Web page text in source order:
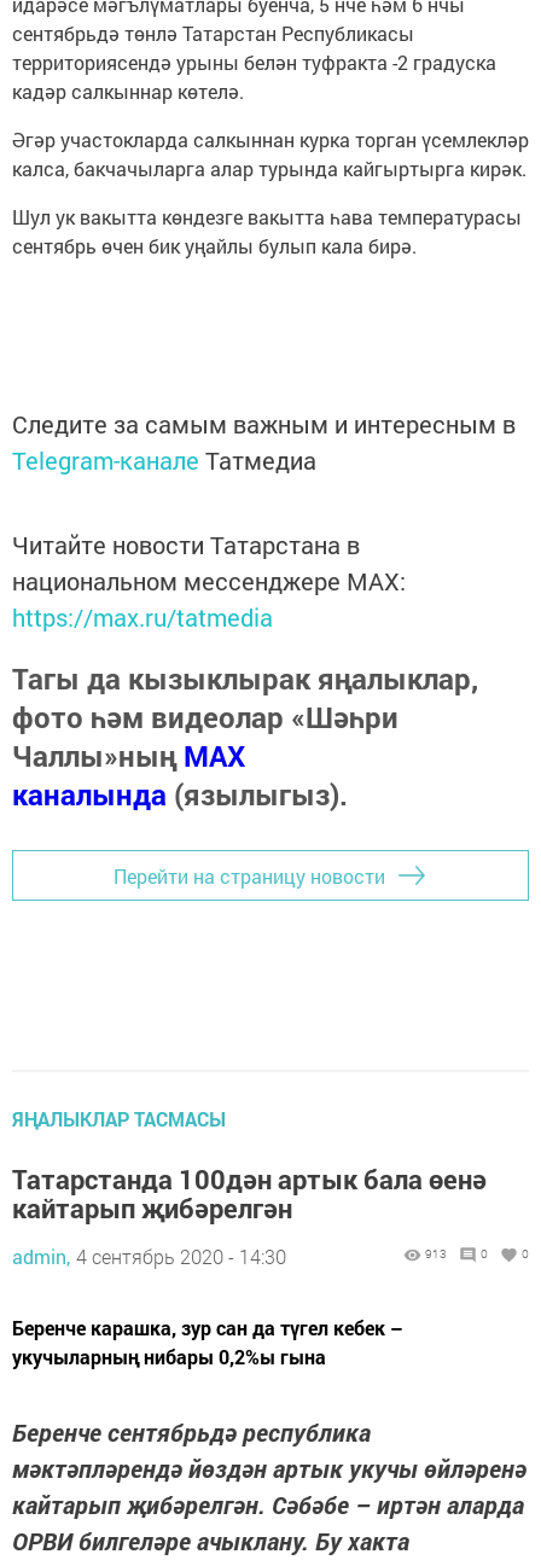
сентябрьдә төнлә Татарстан Республикасы
территориясендә урыны белән туфракта -2 градуска
кадәр салкыннар көтелә.
Әгәр участокларда салкыннан курка торган үсемлекләр
калса, бакчачыларга алар турында кайгыртырга кирәк.
Шул ук вакытта көндезге вакытта һава температурасы
сентябрь өчен бик уңайлы булып кала бирә.
Следите за самым важным и интересным в
Telegram-канале Татмедиа
Читайте новости Татарстана в
национальном мессенджере MАХ:
https://max.ru/tatmedia
Тагы да кызыклырак яңалыклар,
фото һәм видеолар «Шәһри
Чаллы»ныңMAX
каналында (язылыгыз).
Перейти на страницу новости
ЯҢАЛЫКЛАР ТАСМАСЫ
Татарстанда 100дән артык бала өенә
кайтарып җибәрелгән
admin, 4 сентябрь 2020 - 14:30 913 0 0
Беренче карашка, зур сан да түгел кебек –
укучыларның нибары 0,2%ы гына
Беренче сентябрьдә республика
мәктәпләрендә йөздән артык укучы өйләренә
кайтарып җибәрелгән. Сәбәбе – иртән аларда
ОРВИ билгеләре ачыклану. Бу хакта